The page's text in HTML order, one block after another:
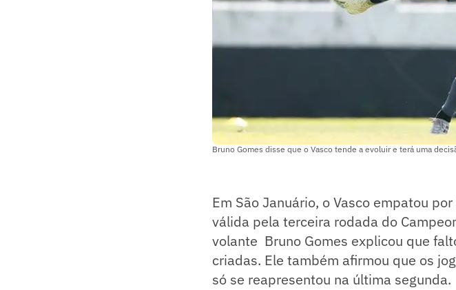
Bruno Gomes disse que o Vasco tende a evoluir e terá uma
Em São Januário, o Vasco empatou
válida pela terceira rodada do
volante Bruno Gomes explicou que
criadas. Ele também afirmou que os
só se reapresentou na última segunda.